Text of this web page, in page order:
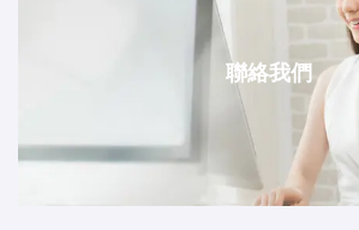
聯絡我們